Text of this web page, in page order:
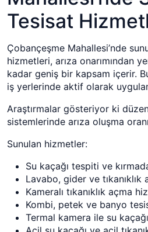
Tesisat
Çobançeşme Mahallesi’nde
hizmetleri, arıza onarımından
kadar geniş bir kapsam içerir.
iş yerlerinde aktif olarak
Araştırmalar gösteriyor ki
sistemlerinde arıza oluşma
Sunulan hizmetler:
Su kaçağı tespiti ve
Lavabo, gider ve tıkanıklık
Kameralı tıkanıklık açma
Kombi, petek ve banyo
Termal kamera ile su